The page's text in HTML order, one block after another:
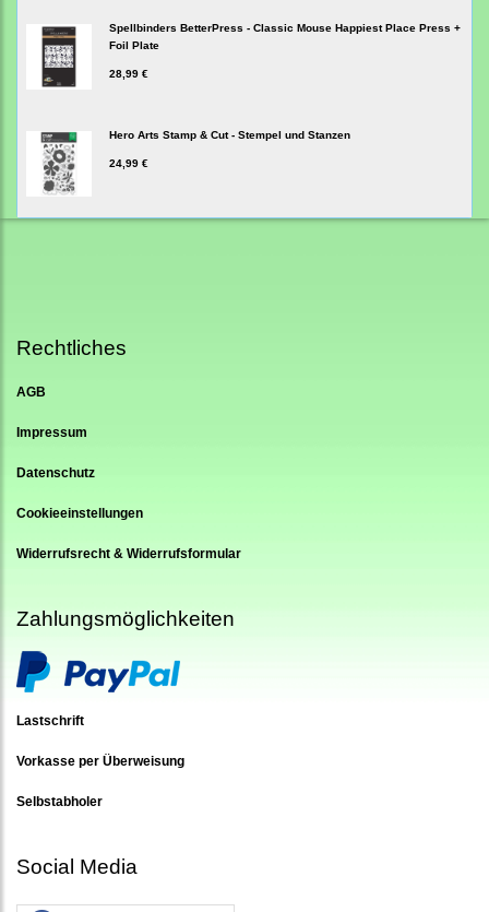
Spellbinders BetterPress - Classic Mouse Happiest Place Press +
Foil Plate
28,99 €
Hero Arts Stamp & Cut - Stempel und Stanzen
24,99 €
Rechtliches
AGB
Impressum
Datenschutz
Cookieeinstellungen
Widerrufsrecht & Widerrufsformular
Zahlungsmöglichkeiten
Lastschrift
Vorkasse per Überweisung
Selbstabholer
Social Media